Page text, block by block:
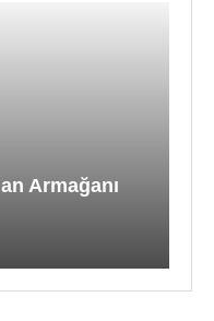
Armağanı